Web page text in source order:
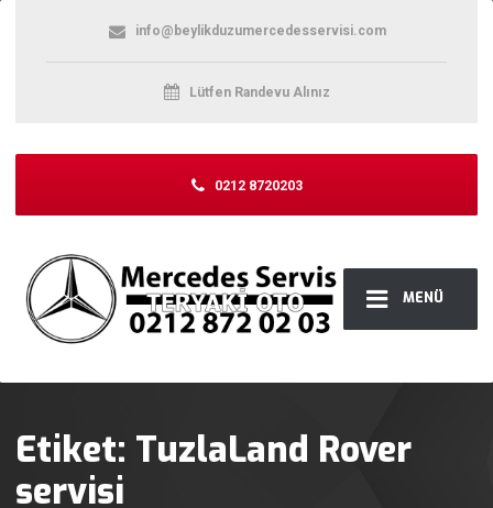
MENÜ
info@beylikduzumercedesservisi.com
Lütfen Randevu Alınız
0212 8720203
Etiket: TuzlaLand Rover
servisi